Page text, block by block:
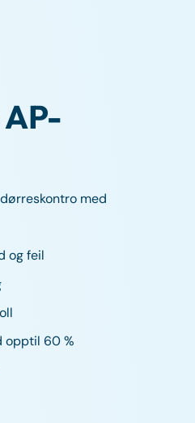
med
og feil
opptil 60 %